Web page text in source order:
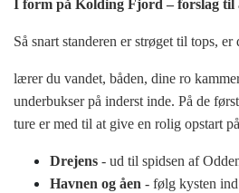
I form på Kolding Fjord – forslag
Så snart standeren er strøget til tops,
lærer du vandet, båden, dine ro
underbukser på inderst inde. På de
ture er med til at give en rolig opstart
Drejens - ud til spidsen af
Havnen og åen - følg kysten